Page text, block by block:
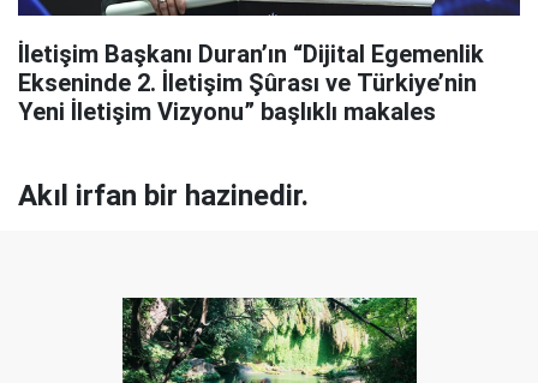
İletişim Başkanı Duran’ın “Dijital Egemenlik
Ekseninde 2. İletişim Şûrası ve Türkiye’nin
Yeni İletişim Vizyonu” başlıklı makales
Akıl irfan bir hazinedir.